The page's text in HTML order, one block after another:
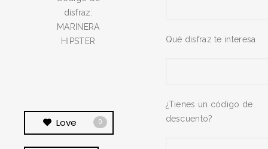
disfraz:
MARINERA
HIPSTER
Love 0
Qué disfraz te interesa
¿Tienes un código de
descuento?